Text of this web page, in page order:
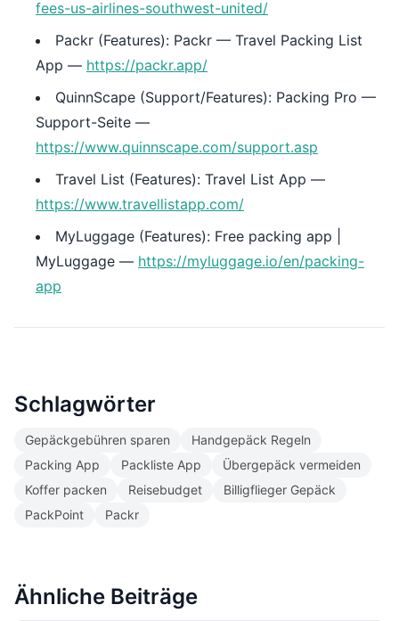
fees-us-airlines-southwest-united/
Packr (Features): Packr — Travel Packing List
App — https://packr.app/
QuinnScape (Support/Features): Packing Pro —
Support-Seite —
https://www.quinnscape.com/support.asp
Travel List (Features): Travel List App —
https://www.travellistapp.com/
MyLuggage (Features): Free packing app |
MyLuggage — https://myluggage.io/en/packing-
app
Schlagwörter
Gepäckgebühren sparen
Handgepäck Regeln
Packing App
Packliste App
Übergepäck vermeiden
Koffer packen
Reisebudget
Billigflieger Gepäck
PackPoint
Packr
Ähnliche Beiträge